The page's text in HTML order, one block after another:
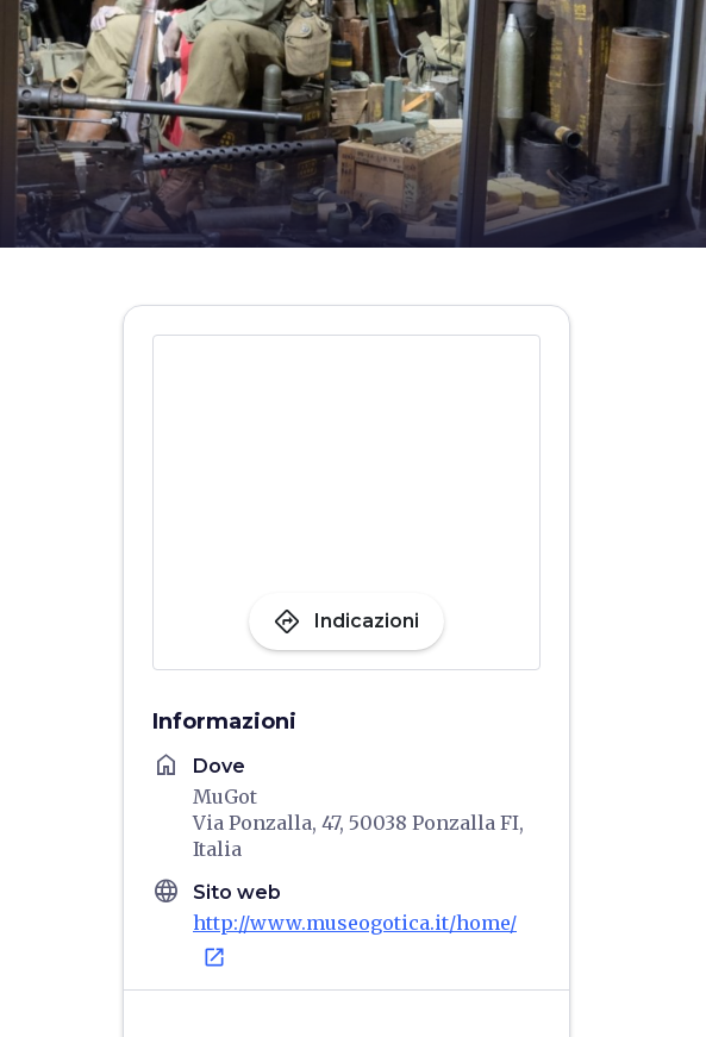
directions Indicazioni
Informazioni
home Dove
MuGot
Via Ponzalla, 47, 50038 Ponzalla FI,
Italia
language Sito web
http://www.museogotica.it/home/
open_in_new